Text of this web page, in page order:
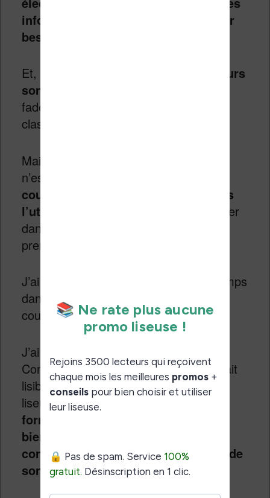
informations sur un écran sans avoir
besoin d’éclairage.
Et, clairement (si j’ose dire),
les couleurs
sont fades
fades que les couleurs d’un écran
classique.
Mais, cela ne veut pas dire que l’écran
n’est pas utilisable – loin de là.
couleurs apportent un vrai plus dans
l’utilisation de la liseuse
, en particulier
dans la bibliothèque et la librairie qui
prennent une nouvelle dimension.
J’ai même passé beaucoup plus de temps
dans la librairie juste pour “admirer” les
couvertures des livres.
J’ai aussi lu des BD dans le format
Comics américain. J’ai trouvé que c’était
lisible. C’est une première pour une
liseuse et, malgré l’écran 6 pouces,
format de bande dessinée se prête
bien à cette liseuse Vivlio Color à
condition d’accepter les limitations de
son écran.